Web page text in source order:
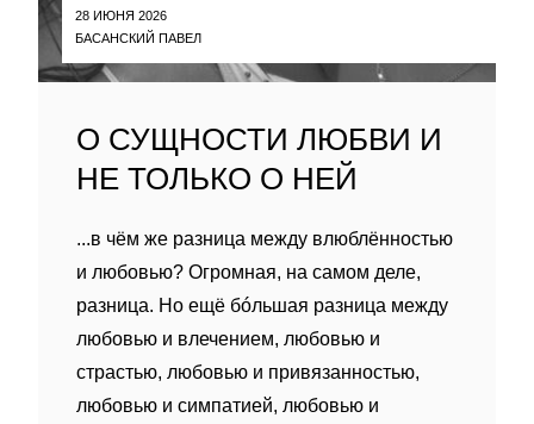
28 ИЮНЯ 2026
БАСАНСКИЙ ПАВЕЛ
О СУЩНОСТИ ЛЮБВИ И
НЕ ТОЛЬКО О НЕЙ
...в чём же разница между влюблённостью
и любовью? Огромная, на самом деле,
разница. Но ещё бóльшая разница между
любовью и влечением, любовью и
страстью, любовью и привязанностью,
любовью и симпатией, любовью и